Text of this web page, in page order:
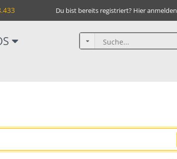
Du bist bereits registriert? Hier anmelden